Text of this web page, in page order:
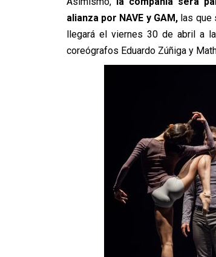
alianza por NAVE y GAM, las que
llegará el viernes 30 de abril a
coreógrafos Eduardo Zúñiga y